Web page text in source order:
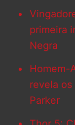
primeira
Negra
Homem-
revela
Parker